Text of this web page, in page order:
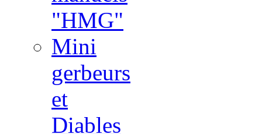
"HMG"
Mini
gerbeurs
et
Diables